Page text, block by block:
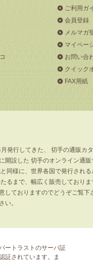
ご利用ガ
会員登録
メルマガ
マイペー
お問い合
クイック
FAX用紙
発行してきた、 切手の通販カ
設した 切手のオンライン通
同様に、世界各国で発行され
るまで、幅広く販売しており
しておりますのでどうぞご覧下
い。
ートラストのサーバ証
証されています。ま